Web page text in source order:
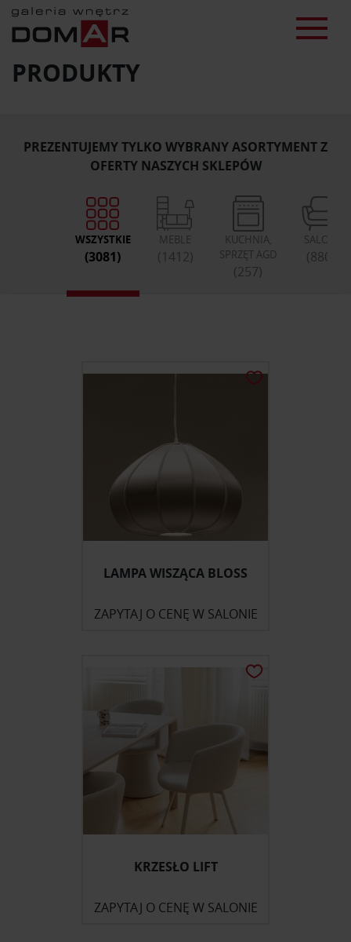
PRODUKTY
PREZENTUJEMY TYLKO WYBRANY ASORTYMENT Z
OFERTY NASZYCH SKLEPÓW
WSZYSTKIE
(3081)
MEBLE
(1412)
KUCHNIA,
SPRZĘT AGD
(257)
SALON
(880)
LAMPA WISZĄCA BLOSS
ZAPYTAJ O CENĘ W SALONIE
KRZESŁO LIFT
ZAPYTAJ O CENĘ W SALONIE